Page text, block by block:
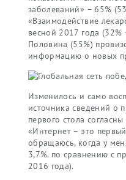
заболеваний» – 65%
«Взаимодействие
весной 2017 года (32%
Половина (55%)
информацию о новых
Изменилось и само
источника сведений о
первого стола
«Интернет – это
обращаюсь, когда у
3,7%. по сравнению с
2016 года).